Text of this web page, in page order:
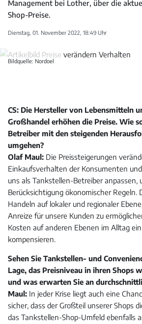
Management bei Lother, über die
Shop-Preise.
Dienstag, 01. November 2022, 18:49 Uhr
Bildquelle: Nordoel
CS: Die Hersteller von Lebensmitteln
Großhandel erhöhen die Preise. Wie
Betreiber mit den steigenden
umgehen?
Olaf Maul: Die Preissteigerungen
Einkaufsverhalten der Konsumenten
uns als Tankstellen-Betreiber anpassen,
Berücksichtigung ökonomischer Regeln.
Handeln auf lokaler und regionaler
Anreize für unsere Kunden zu
Kosten auf anderen Ebenen im Alltag
kompensieren.
Sehen Sie Tankstellen- und
Lage, das Preisniveau in ihren Shops
und was erwarten Sie an
Maul: In jeder Krise liegt auch eine
sicher, dass der Großteil unserer Shops
das Tankstellen-Shop-Umfeld ebenfalls